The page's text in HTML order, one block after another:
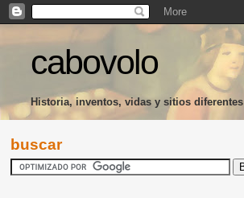
cabovolo
Historia, inventos, vidas y sitios diferentes
buscar